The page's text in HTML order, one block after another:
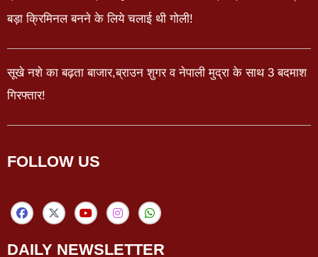
बड़ा क्रिमिनल बनने के लिये चलाई थी गोली!
सूखे नशे का बढ़ता बाजार,ब्राउन शुगर व नेपाली मुद्रा के साथ 3 बदमाश
गिरफ्तार!
FOLLOW US
DAILY NEWSLETTER